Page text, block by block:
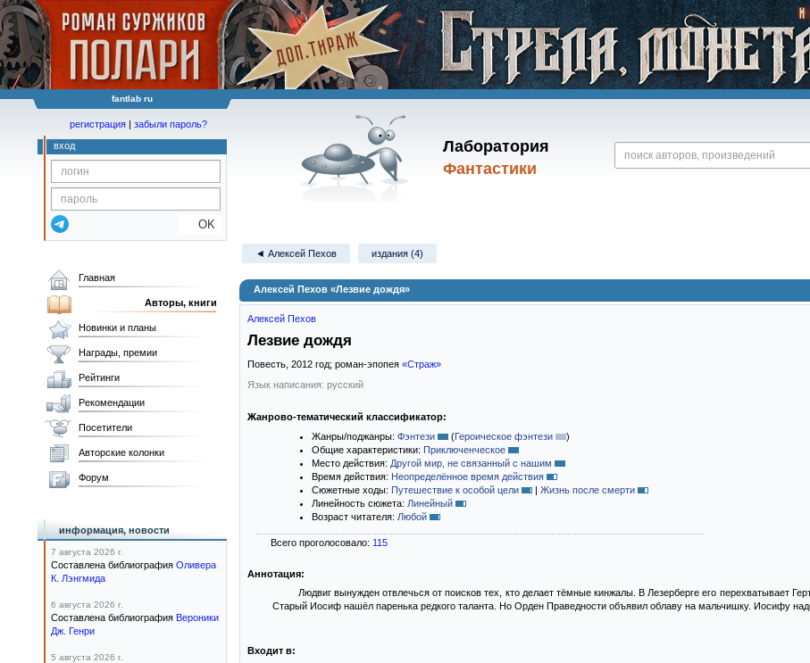
fantlab ru
Лаборатория
Фантастики
регистрация | забыли пароль?
вход
OK
◄ Алексей Пехов издания (4)
Алексей Пехов «Лезвие дождя»
Алексей Пехов
Лезвие дождя
Повесть, 2012 год; роман-эпопея «Страж»
Язык написания: русский
Жанрово-тематический классификатор:
Жанры/поджанры: Фэнтези (Героическое фэнтези
)
Общие характеристики: Приключенческое
Место действия: Другой мир, не связанный с нашим
Время действия: Неопределённое время действия
Сюжетные ходы: Путешествие к особой цели | Жизнь после смерти
Линейность сюжета: Линейный
Возраст читателя: Любой
Всего проголосовало: 115
Аннотация:
Людвиг вынужден отвлечься от поисков тех, кто делает тёмные кинжалы. В Лезерберге его перехватывает
Старый Иосиф нашёл паренька редкого таланта. Но Орден Праведности объявил облаву на мальчишку. Иосифу
Входит в:
Главная
Авторы, книги
Новинки и планы
Награды, премии
Рейтинги
Рекомендации
Посетители
Авторские колонки
Форум
информация, новости
7 августа 2026 г.
Составлена библиография Оливера
К. Лэнгмида
6 августа 2026 г.
Составлена библиография Вероники
Дж. Генри
5 августа 2026 г.